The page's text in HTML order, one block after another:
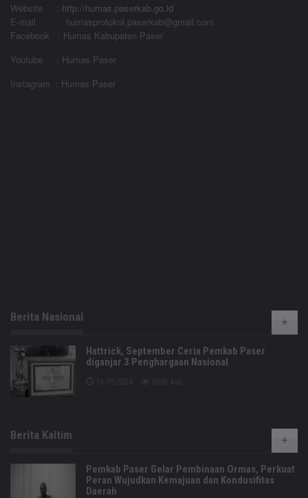
Website
: http://humas.paserkab.go.id
E-mail : humasprotokol.paserkab@gmail.com
Facebook : Humas Kabupaten Paser
Youtube : Humas Paser
Instagram : Humas Paser
Berita Nasional
Hattrick, September Ceria Pemkab Paser
diganjar 3 Penghargaan Nasional
Berita Kaltim
Pemkab Paser Gelar Pembinaan Ormas, Perkuat
Peran Wujudkan Kemajuan dan Kondusifitas
Daerah